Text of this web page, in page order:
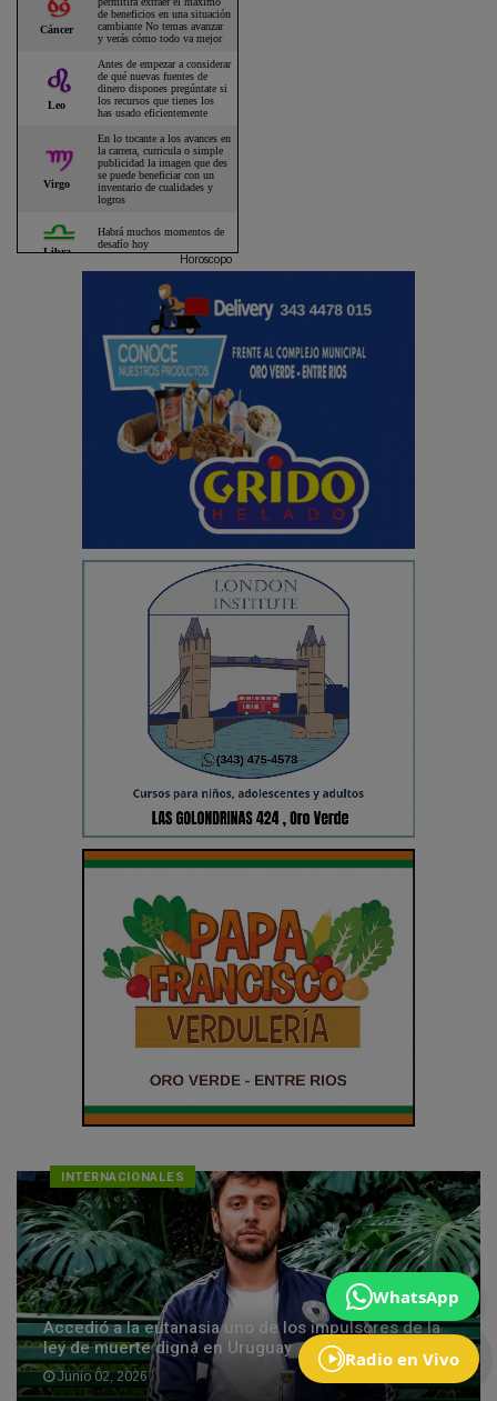
Radio en Vivo
WhatsApp
Horoscopo
INTERNACIONALES
Accedió a la eutanasia uno de los impulsores de la
ley de muerte digna en Uruguay
Junio 02, 2026